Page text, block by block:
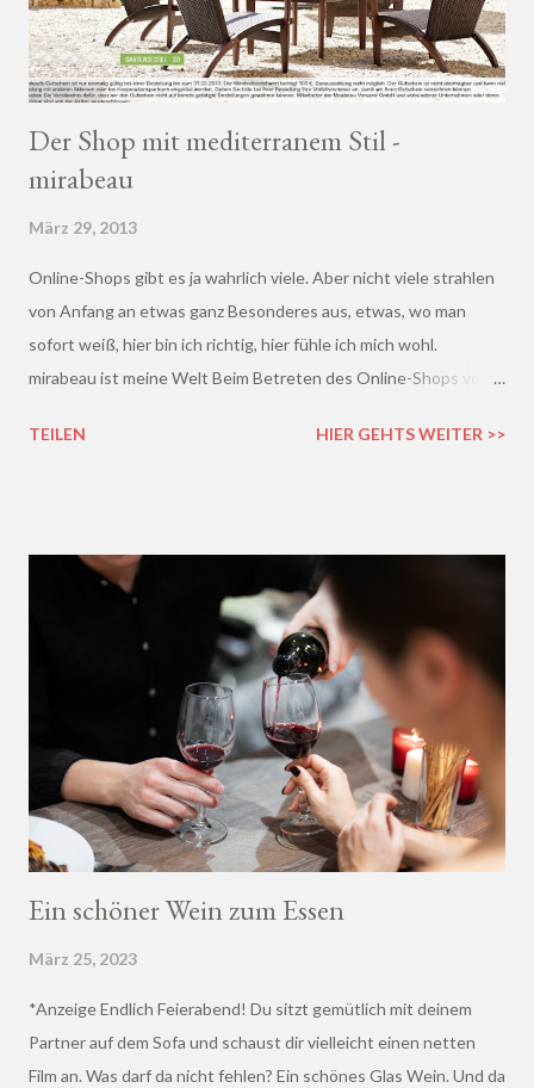
Der Shop mit mediterranem Stil -
mirabeau
März 29, 2013
Online-Shops gibt es ja wahrlich viele. Aber nicht viele strahlen
von Anfang an etwas ganz Besonderes aus, etwas, wo man
sofort weiß, hier bin ich richtig, hier fühle ich mich wohl.
mirabeau ist meine Welt Beim Betreten des Online-Shops von
Harmonische - ich wusste sofort, hier fühle ich mich wohl :)
TEILEN HIER GEHTS WEITER >>
Ein schöner Wein zum Essen
März 25, 2023
*Anzeige Endlich Feierabend! Du sitzt gemütlich mit deinem
Partner auf dem Sofa und schaust dir vielleicht einen netten
Film an. Was darf da nicht fehlen? Ein schönes Glas Wein. Und da